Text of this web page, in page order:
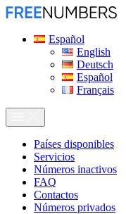
Español
English
Deutsch
Español
Français
Países disponibles
Servicios
Números inactivos
FAQ
Contactos
Números privados